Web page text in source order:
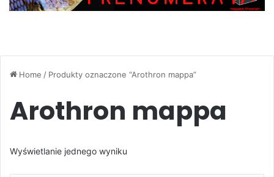
Home / Produkty oznaczone “Arothron mappa”
Arothron mappa
Wyświetlanie jednego wyniku